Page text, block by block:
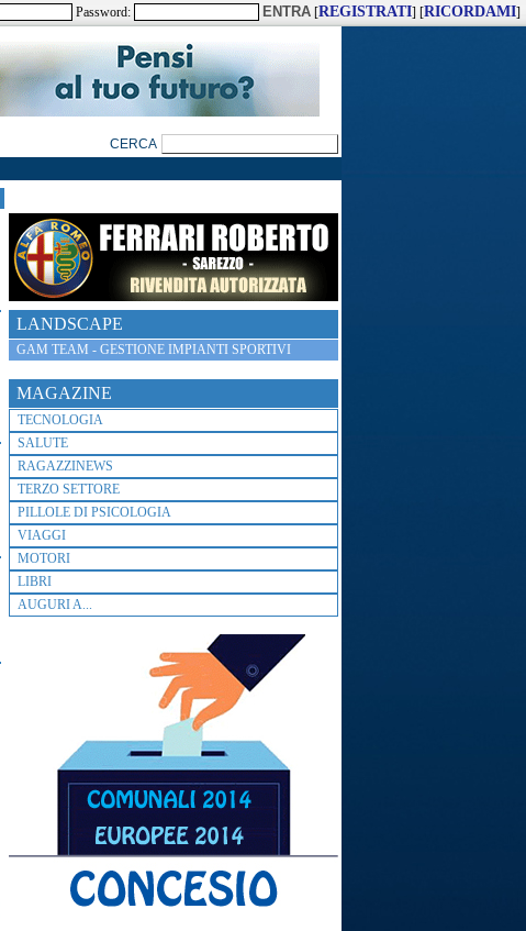
Password: [REGISTRATI] [RICORDAMI]
LANDSCAPE
GAM TEAM - GESTIONE IMPIANTI SPORTIVI
MAGAZINE
TECNOLOGIA
SALUTE
RAGAZZINEWS
TERZO SETTORE
PILLOLE DI PSICOLOGIA
VIAGGI
MOTORI
LIBRI
AUGURI A...